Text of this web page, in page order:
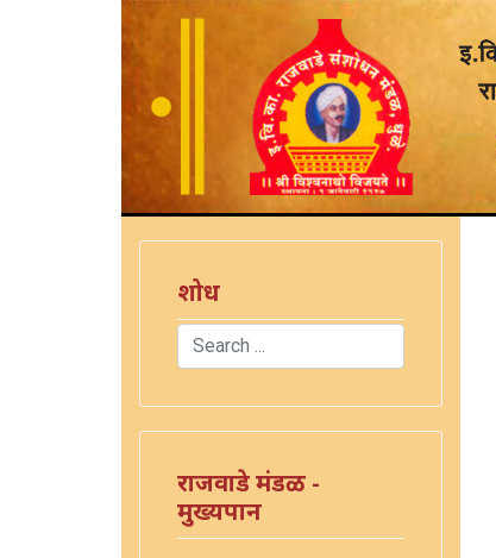
शोध
Search
राजवाडे मंडळ -
मुख्यपान